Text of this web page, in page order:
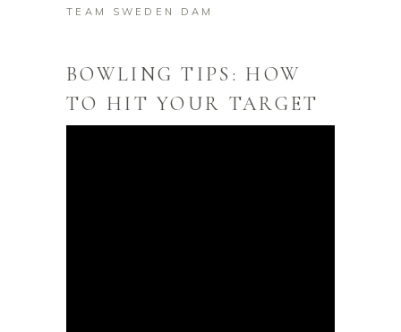
TEAM SWEDEN DAM
BOWLING TIPS: HOW
TO HIT YOUR TARGET